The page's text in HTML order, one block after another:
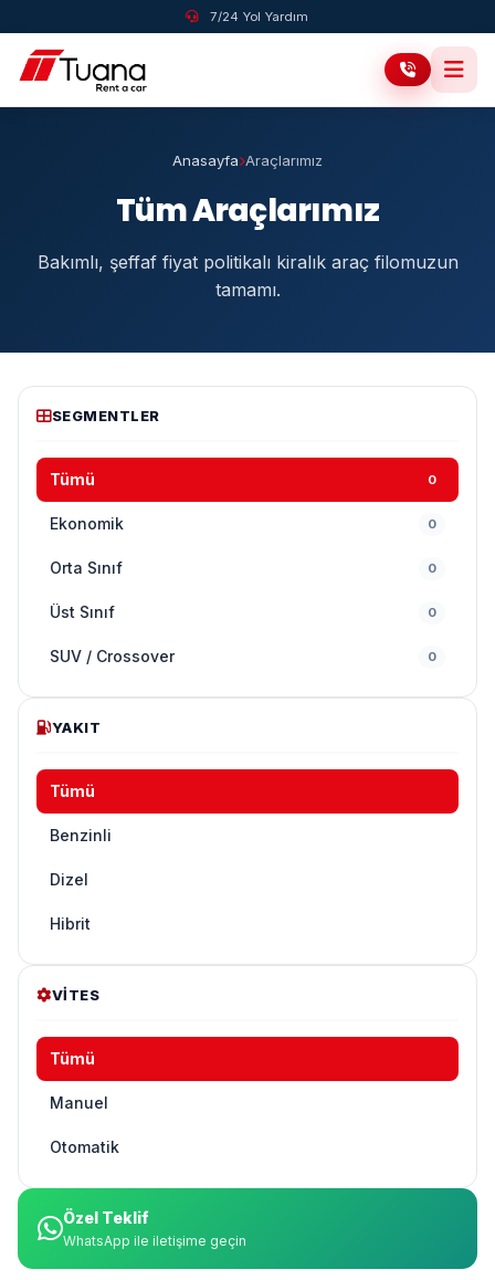
7/24 Yol Yardım
Anasayfa Araçlarımız
Tüm Araçlarımız
Bakımlı, şeffaf fiyat politikalı kiralık araç filomuzun
tamamı.
SEGMENTLER
Tümü 0
Ekonomik 0
Orta Sınıf 0
Üst Sınıf 0
SUV / Crossover 0
YAKIT
Tümü
Benzinli
Dizel
Hibrit
VITES
Tümü
Manuel
Otomatik
Özel Teklif
WhatsApp ile iletişime geçin